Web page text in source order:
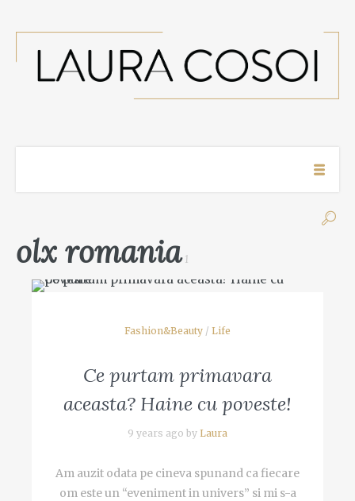
olx romania1
Fashion&Beauty / Life
Ce purtam primavara
aceasta? Haine cu poveste!
9 years ago by Laura
Am auzit odata pe cineva spunand ca fiecare
om este un “eveniment in univers” si mi s-a